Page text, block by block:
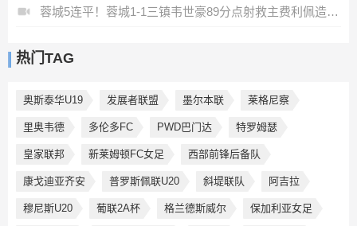
蓉城5连平！蓉城1-1三镇韦世豪89分点射救主费利佩造点李昂破门
热门TAG
奥斯泰华U19 发展者联盟 墨尔本联 莱格尼察
里奥韦德 多伦多FC PWD巴门达 特罗姆瑟
皇家联邦 新莱姆顿FC女足 西部前锋后备队
康戈迪亚齐安 普罗斯佩联U20 斜堤联队 阿吉拉
穆尼斯U20 葡联2A杯 格兰德斯威尔 保加利亚女足